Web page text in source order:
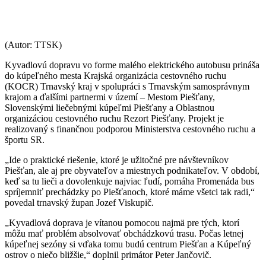
(Autor: TTSK)
Kyvadlovú dopravu vo forme malého elektrického autobusu prináša
do kúpeľného mesta Krajská organizácia cestovného ruchu
(KOCR) Trnavský kraj v spolupráci s Trnavským samosprávnym
krajom a ďalšími partnermi v území – Mestom Piešťany,
Slovenskými liečebnými kúpeľmi Piešťany a Oblastnou
organizáciou cestovného ruchu Rezort Piešťany. Projekt je
realizovaný s finančnou podporou Ministerstva cestovného ruchu a
športu SR.
„Ide o praktické riešenie, ktoré je užitočné pre návštevníkov
Piešťan, ale aj pre obyvateľov a miestnych podnikateľov. V období,
keď sa tu lieči a dovolenkuje najviac ľudí, pomáha Promenáda bus
spríjemniť prechádzky po Piešťanoch, ktoré máme všetci tak radi,“
povedal trnavský župan Jozef Viskupič.
„Kyvadlová doprava je vítanou pomocou najmä pre tých, ktorí
môžu mať problém absolvovať obchádzkovú trasu. Počas letnej
kúpeľnej sezóny si vďaka tomu budú centrum Piešťan a Kúpeľný
ostrov o niečo bližšie,“ doplnil primátor Peter Jančovič.